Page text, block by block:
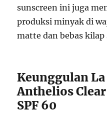
sunscreen ini juga
produksi minyak di
matte dan bebas
Keunggulan
Anthelios
SPF 60